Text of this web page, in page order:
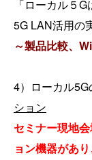
「ローカル５
5G LAN活用の
～製品比較、
4）ローカル5G
ション
セミナー現地
ョン機器があり